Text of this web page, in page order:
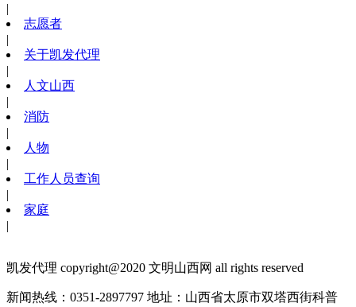
|
志愿者
|
关于凯发代理
|
人文山西
|
消防
|
人物
|
工作人员查询
|
家庭
|
凯发代理 copyright@2020 文明山西网 all rights reserved
新闻热线：0351-2897797 地址：山西省太原市双塔西街科普